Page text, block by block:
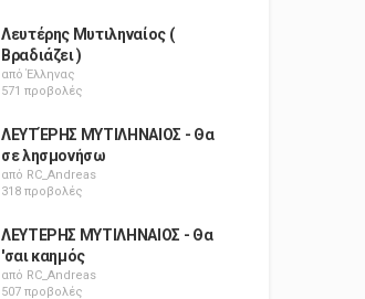
Λευτέρης Μυτιληναίος (
Βραδιάζει )
απόΈλληνας
571 προβολές
ΛΕΥΤΈΡΗΣ ΜΥΤΙΛΗΝΑΙΟΣ - Θα
σε λησμονήσω
από RC_Andreas
318 προβολές
ΛΕΥΤΕΡΗΣ ΜΥΤΙΛΗΝΑΙΟΣ - Θα
'σαι καημός
από RC_Andreas
507 προβολές